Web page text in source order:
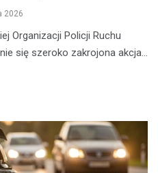
2026
Organizacji Policji Ruchu
się szeroko zakrojona akcja…